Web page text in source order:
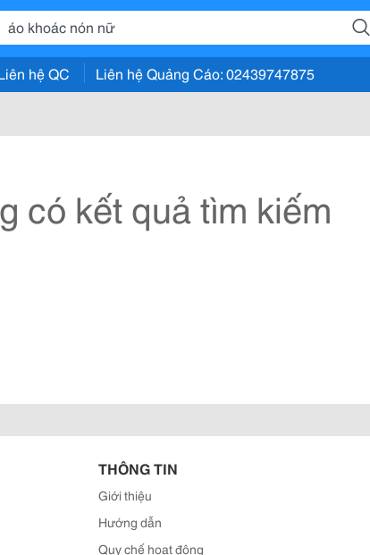
hệ QC Liên hệ Quảng Cáo: 02439747875
có kết quả tìm kiếm
THÔNG TIN
Giới thiệu
Hướng dẫn
Quy chế hoạt động